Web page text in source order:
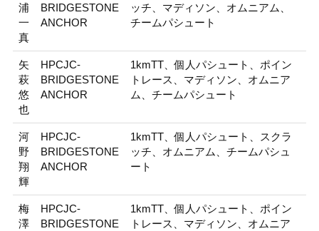
浦
一
真
BRIDGESTONE
ANCHOR
ッチ、マディソン、オムニアム、
チームパシュート
矢
萩
悠
也
HPCJC-
BRIDGESTONE
ANCHOR
1kmTT、個人パシュート、ポイン
トレース、マディソン、オムニア
ム、チームパシュート
河
野
翔
輝
HPCJC-
BRIDGESTONE
ANCHOR
1kmTT、個人パシュート、スクラ
ッチ、オムニアム、チームパシュ
ート
梅
澤
HPCJC-
BRIDGESTONE
1kmTT、個人パシュート、ポイン
トレース、マディソン、オムニア